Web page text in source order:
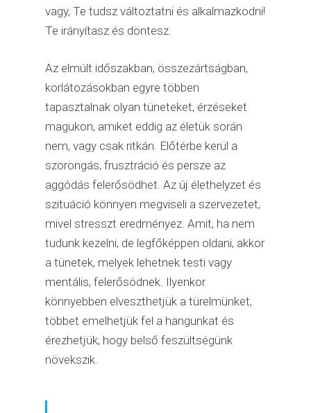
vagy, Te tudsz változtatni és alkalmazkodni!
Te irányítasz és döntesz.
Az elmúlt időszakban, összezártságban,
korlátozásokban egyre többen
tapasztalnak olyan tüneteket, érzéseket
magukon, amiket eddig az életük során
nem, vagy csak ritkán. Előtérbe kerül a
szorongás, frusztráció és persze az
aggódás felerősödhet. Az új élethelyzet és
szituáció könnyen megviseli a szervezetet,
mivel stresszt eredményez. Amit, ha nem
tudunk kezelni, de legfőképpen oldani, akkor
a tünetek, melyek lehetnek testi vagy
mentális, felerősödnek. Ilyenkor
könnyebben elveszthetjük a türelmünket,
többet emelhetjük fel a hangunkat és
érezhetjük, hogy belső feszültségünk
növekszik.